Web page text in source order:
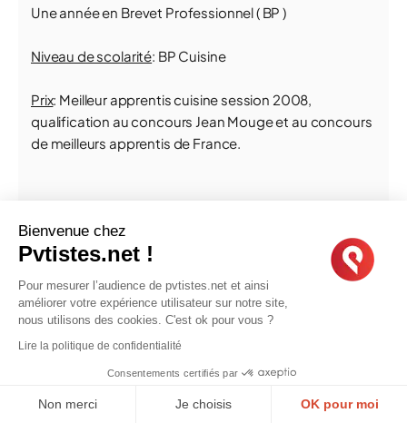
Une année en Brevet Professionnel ( BP )
Niveau de scolarité: BP Cuisine
Prix: Meilleur apprentis cuisine session 2008,
qualification au concours Jean Mouge et au concours
de meilleurs apprentis de France.
Chalet Royalp Hôtel 5 étoiles - Chef de partie cuisine -
Villars sur Ollon - Suisse - Avril à Novembre 2014 (
poste saisonnier )
En charge du poste Garde Manger ( entrées ) et du
room service
Chateaux de Villiers le Mahieu 3 étoiles - Chef de partie
cuisine - Villiers le Mahieu - France - Mai à Aout 2013
Bienvenue chez
Pvtistes.net !
Pour mesurer l’audience de pvtistes.net et ainsi
améliorer votre expérience utilisateur sur notre site,
nous utilisons des cookies. C'est ok pour vous ?
Lire la politique de confidentialité
Consentements certifiés par
Non merci Je choisis OK pour moi